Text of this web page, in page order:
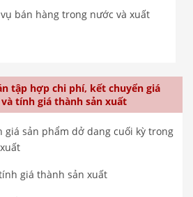
bán hàng trong nước và xuất
tập hợp chi phí, kết chuyển giá
tính giá thành sản xuất
giá sản phẩm dở dang cuối kỳ trong
giá thành sản xuất